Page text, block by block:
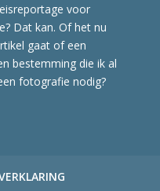
voor
Dat kan. Of het nu
gaat of een
bestemming die ik al
fotografie nodig?